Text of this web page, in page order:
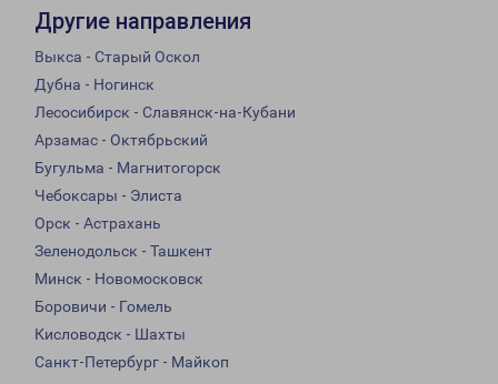
Другие направления
Выкса - Старый Оскол
Дубна - Ногинск
Лесосибирск - Славянск-на-Кубани
Арзамас - Октябрьский
Бугульма - Магнитогорск
Чебоксары - Элиста
Орск - Астрахань
Зеленодольск - Ташкент
Минск - Новомосковск
Боровичи - Гомель
Кисловодск - Шахты
Санкт-Петербург - Майкоп